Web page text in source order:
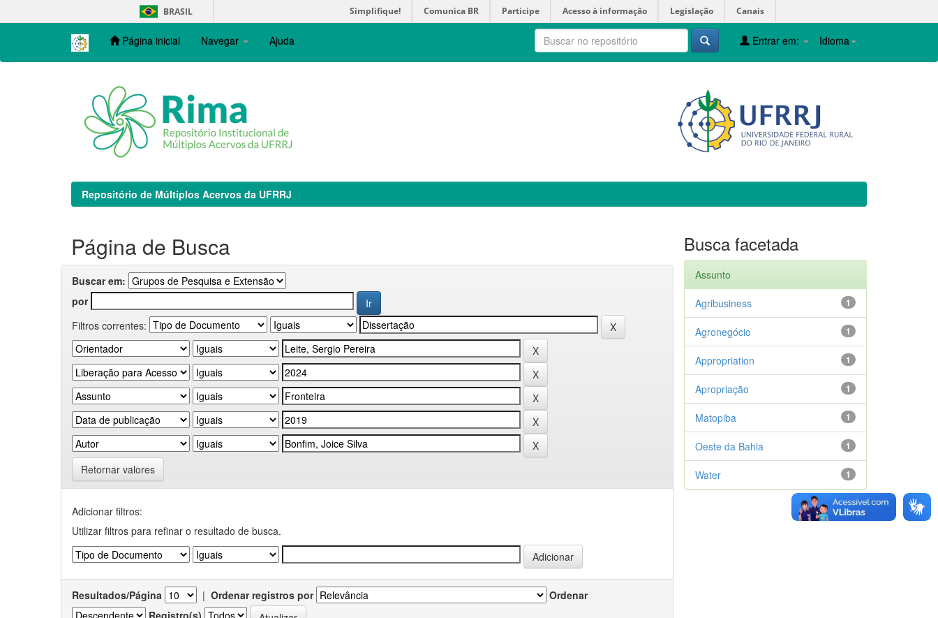
navigation
BRASIL Simplifique! Comunica BR Participe Acesso à informação Legislação Canais
Página inicial Navegar Ajuda Idioma
Entrar em:
Repositório de Múltiplos Acervos da UFRRJ
Página de Busca
Buscar em:
por
Filtros correntes:
Retornar valores
Adicionar filtros:
Utilizar filtros para refinar o resultado de busca.
Resultados/Página | Ordenar registros por
Ordenar
Busca facetada
Assunto
1
Agribusiness
1
Agronegócio
1
Appropriation
1
Apropriação
1
Matopiba
1
Oeste da Bahia
1
Water